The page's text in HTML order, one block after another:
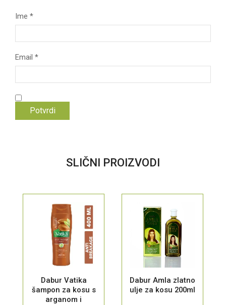
Ime *
Email *
SLIČNI PROIZVODI
Dabur Vatika
šampon za kosu s
arganom i
Dabur Amla zlatno
ulje za kosu 200ml